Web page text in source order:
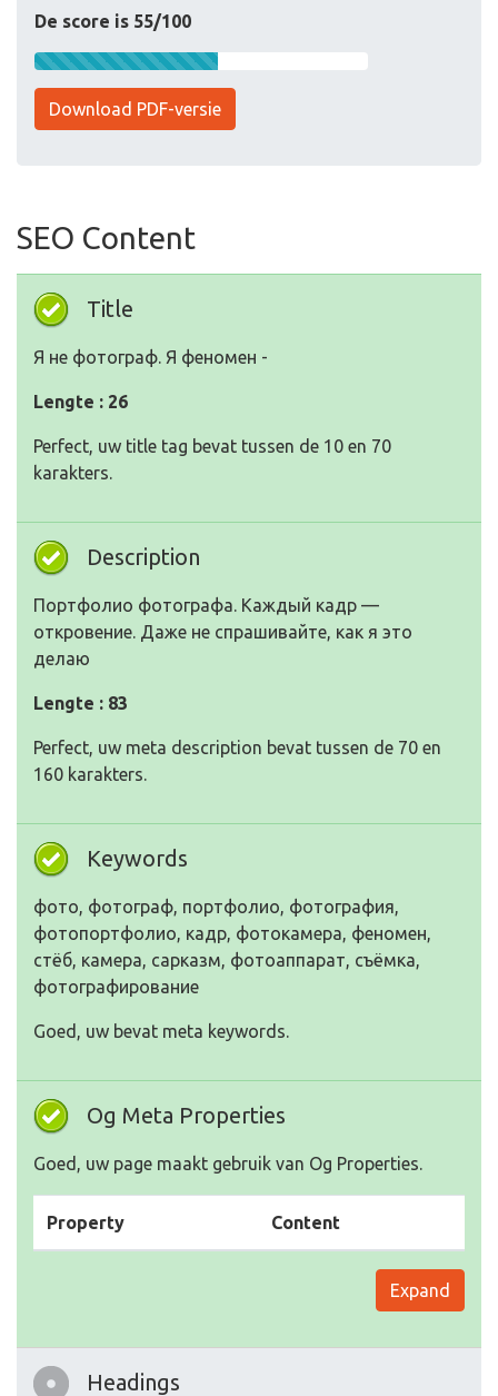
De score is 55/100
Download PDF-versie
SEO Content
Title
Я не фотограф. Я феномен -
Lengte : 26
Perfect, uw title tag bevat tussen de 10 en 70
karakters.
Description
Портфолио фотографа. Каждый кадр —
откровение. Даже не спрашивайте, как я это
делаю
Lengte : 83
Perfect, uw meta description bevat tussen de 70 en
160 karakters.
Keywords
фото, фотограф, портфолио, фотография,
фотопортфолио, кадр, фотокамера, феномен,
стёб, камера, сарказм, фотоаппарат, съёмка,
фотографирование
Goed, uw bevat meta keywords.
Og Meta Properties
Goed, uw page maakt gebruik van Og Properties.
Property Content
Expand
Headings